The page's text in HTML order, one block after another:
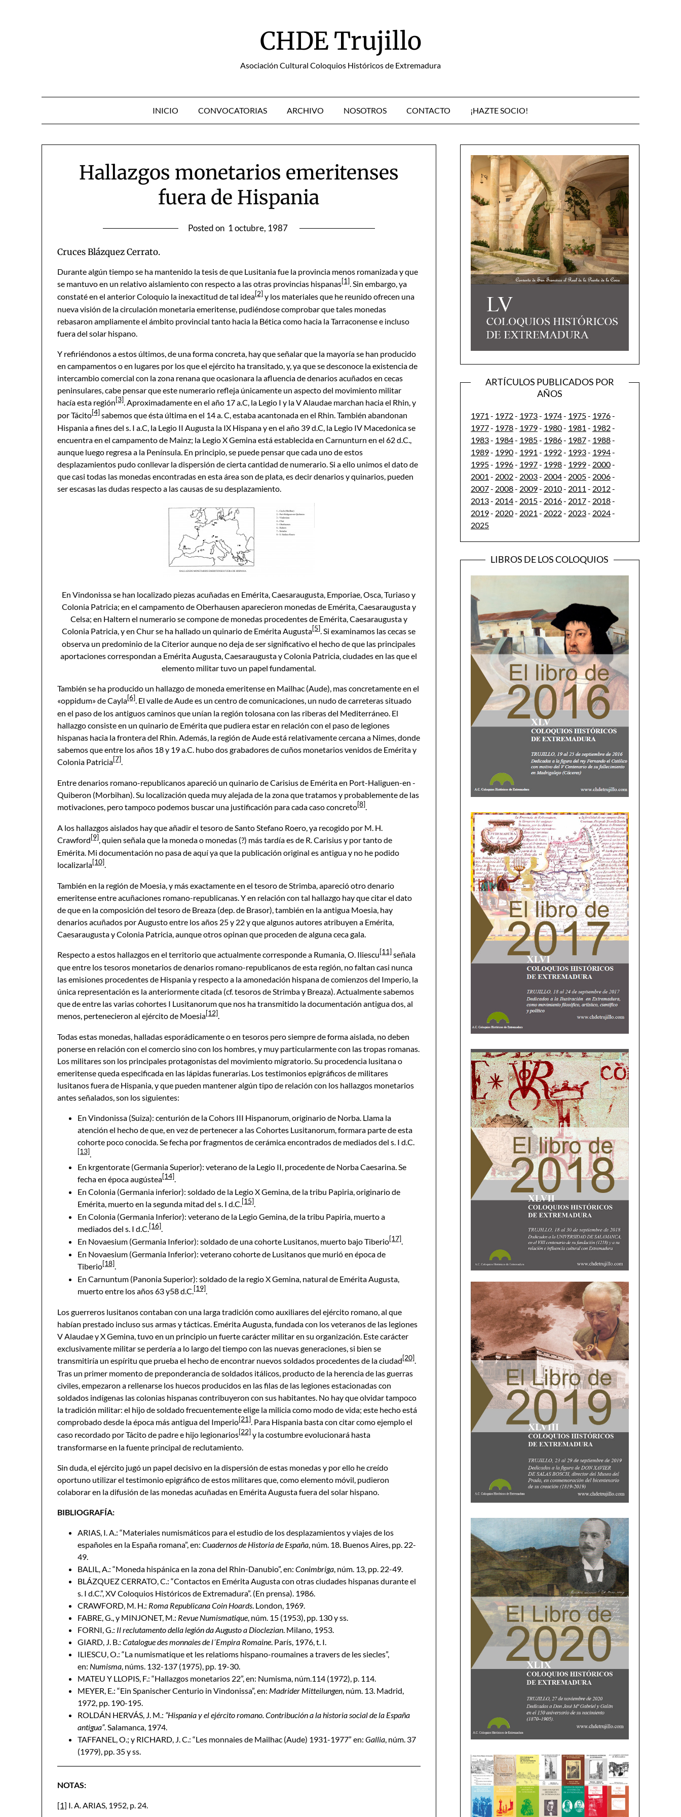
CHDE Trujillo
Asociación Cultural Coloquios Históricos de Extremadura
INICIO CONVOCATORIAS ARCHIVO NOSOTROS CONTACTO ¡HAZTE SOCIO!
Hallazgos monetarios emeritenses
fuera de Hispania
Posted on 1 octubre, 1987
Cruces Blázquez Cerrato.
Durante algún tiempo se ha mantenido la tesis de que Lusitania fue la provincia menos romanizada y que
se mantuvo en un relativo aislamiento con respecto a las otras provincias hispanas[1]. Sin embargo, ya
constaté en el anterior Coloquio la inexactitud de tal idea[2]y los materiales que he reunido ofrecen una
nueva visión de la circulación monetaria emeritense, pudiéndose comprobar que tales monedas
rebasaron ampliamente el ámbito provincial tanto hacia la Bética como hacia la Tarraconense e incluso
fuera del solar hispano.
Y refiriéndonos a estos últimos, de una forma concreta, hay que señalar que la mayoría se han producido
en campamentos o en lugares por los que el ejército ha transitado, y, ya que se desconoce la existencia de
intercambio comercial con la zona renana que ocasionara la afluencia de denarios acuñados en cecas
peninsulares, cabe pensar que este numerario refleja únicamente un aspecto del movimiento militar
hacía esta región[3]. Aproximadamente en el año 17 a.C, la Legio I y la V Alaudae marchan hacia el Rhin, y
por Tácito[4]sabemos que ésta última en el 14 a. C, estaba acantonada en el Rhin. También abandonan
Hispania a fines del s. I a.C, la Legio II Augusta la IX Hispana y en el año 39 d.C, la Legio IV Macedonica se
encuentra en el campamento de Mainz; la Legio X Gemina está establecida en Carnunturn en el 62 d.C.,
aunque luego regresa a la Península. En principio, se puede pensar que cada uno de estos
desplazamientos pudo conllevar la dispersión de cierta cantidad de numerario. Si a ello unimos el dato de
que casi todas las monedas encontradas en esta área son de plata, es decir denarios y quinarios, pueden
ser escasas las dudas respecto a las causas de su desplazamiento.
En Vindonissa se han localizado piezas acuñadas en Emérita, Caesaraugusta, Emporiae, Osca, Turiaso y
Colonia Patricia; en el campamento de Oberhausen aparecieron monedas de Emérita, Caesaraugusta y
Celsa; en Haltern el numerario se compone de monedas procedentes de Emérita, Caesaraugusta y
Colonia Patricia, y en Chur se ha hallado un quinario de Emérita Augusta[5]. Si examinamos las cecas se
observa un predominio de la Citerior aunque no deja de ser significativo el hecho de que las principales
aportaciones correspondan a Emérita Augusta, Caesaraugusta y Colonia Patricia, ciudades en las que el
elemento militar tuvo un papel fundamental.
También se ha producido un hallazgo de moneda emeritense en Mailhac (Aude), mas concretamente en el
«oppidum» de Cayla[6]. El valle de Aude es un centro de comunicaciones, un nudo de carreteras situado
en el paso de los antiguos caminos que unían la región tolosana con las riberas del Mediterráneo. El
hallazgo consiste en un quinario de Emérita que pudiera estar en relación con el paso de legiones
hispanas hacia la frontera del Rhin. Además, la región de Aude está relativamente cercana a Nimes, donde
sabemos que entre los años 18 y 19 a.C. hubo dos grabadores de cuños monetarios venidos de Emérita y
Colonia Patricia[7].
Entre denarios romano-republicanos apareció un quinario de Carisius de Emérita en Port-Haliguen-en -
Quiberon (Morbihan). Su localización queda muy alejada de la zona que tratamos y probablemente de las
motivaciones, pero tampoco podemos buscar una justificación para cada caso concreto[8].
A los hallazgos aislados hay que añadir el tesoro de Santo Stefano Roero, ya recogido por M. H.
Crawford[9], quien señala que la moneda o monedas (?) más tardía es de R. Carisius y por tanto de
Emérita. Mi documentación no pasa de aquí ya que la publicación original es antigua y no he podido
localizarla[10].
También en la región de Moesia, y más exactamente en el tesoro de Strimba, apareció otro denario
emeritense entre acuñaciones romano-republicanas. Y en relación con tal hallazgo hay que citar el dato
de que en la composición del tesoro de Breaza (dep. de Brasor), también en la antigua Moesia, hay
denarios acuñados por Augusto entre los años 25 y 22 y que algunos autores atribuyen a Emérita,
Caesaraugusta y Colonia Patricia, aunque otros opinan que proceden de alguna ceca gala.
Respecto a estos hallazgos en el territorio que actualmente corresponde a Rumania, O. Iliescu[11]señala
que entre los tesoros monetarios de denarios romano-republicanos de esta región, no faltan casi nunca
las emisiones procedentes de Hispania y respecto a la amonedación hispana de comienzos del Imperio, la
única representación es la anteriormente citada (cf. tesoros de Strimba y Breaza). Actualmente sabemos
que de entre las varias cohortes I Lusitanorum que nos ha transmitido la documentación antigua dos, al
menos, pertenecieron al ejército de Moesia[12].
Todas estas monedas, halladas esporádicamente o en tesoros pero siempre de forma aislada, no deben
ponerse en relación con el comercio sino con los hombres, y muy particularmente con las tropas romanas.
Los militares son los principales protagonistas del movimiento migratorio. Su procedencia lusitana o
emeritense queda especificada en las lápidas funerarias. Los testimonios epigráficos de militares
lusitanos fuera de Hispania, y que pueden mantener algún tipo de relación con los hallazgos monetarios
antes señalados, son los siguientes:
En Vindonissa (Suiza): centurión de la Cohors III Hispanorum, originario de Norba. Llama la
atención el hecho de que, en vez de pertenecer a las Cohortes Lusitanorum, formara parte de esta
cohorte poco conocida. Se fecha por fragmentos de cerámica encontrados de mediados del s. I d.C.
[13].
En krgentorate (Germania Superior): veterano de la Legio II, procedente de Norba Caesarina. Se
fecha en época augústea[14].
En Colonia (Germania inferior): soldado de la Legio X Gemina, de la tribu Papiria, originario de
Emérita, muerto en la segunda mitad del s. I d.C.[15].
En Colonia (Germania Inferior): veterano de la Legio Gemina, de la tribu Papiria, muerto a
mediados del s. I d.C.[16].
En Novaesium (Germania Inferior): soldado de una cohorte Lusitanos, muerto bajo Tiberio[17].
En Novaesium (Germania Inferior): veterano cohorte de Lusitanos que murió en época de
Tiberio[18].
En Carnuntum (Panonia Superior): soldado de la regio X Gemina, natural de Emérita Augusta,
muerto entre los años 63 y58 d.C.[19].
Los guerreros lusitanos contaban con una larga tradición como auxiliares del ejército romano, al que
habían prestado incluso sus armas y tácticas. Emérita Augusta, fundada con los veteranos de las legiones
V Alaudae y X Gemina, tuvo en un principio un fuerte carácter militar en su organización. Este carácter
exclusivamente militar se perdería a lo largo del tiempo con las nuevas generaciones, si bien se
transmitiría un espíritu que prueba el hecho de encontrar nuevos soldados procedentes de la ciudad[20].
Tras un primer momento de preponderancia de soldados itálicos, producto de la herencia de las guerras
civiles, empezaron a rellenarse los huecos producidos en las filas de las legiones estacionadas con
soldados indígenas las colonias hispanas contribuyeron con sus habitantes. No hay que olvidar tampoco
la tradición militar: el hijo de soldado frecuentemente elige la milicia como modo de vida; este hecho está
comprobado desde la época más antigua del Imperio[21]. Para Hispania basta con citar como ejemplo el
caso recordado por Tácito de padre e hijo legionarios[22]y la costumbre evolucionará hasta
transformarse en la fuente principal de reclutamiento.
Sin duda, el ejército jugó un papel decisivo en la dispersión de estas monedas y por ello he creído
oportuno utilizar el testimonio epigráfico de estos militares que, como elemento móvil, pudieron
colaborar en la difusión de las monedas acuñadas en Emérita Augusta fuera del solar hispano.
BIBLIOGRAFÍA:
ARIAS, I. A.: “Materiales numismáticos para el estudio de los desplazamientos y viajes de los
españoles en la España romana”, en: Cuadernos de Historia de España, núm. 18. Buenos Aires, pp. 22-
49.
BALIL, A.: “Moneda hispánica en la zona del Rhin-Danubio”, en: Conimbriga, núm. 13, pp. 22-49.
BLÁZQUEZ CERRATO, C.: “Contactos en Emérita Augusta con otras ciudades hispanas durante el
s. I d.C.”, XV Coloquios Históricos de Extremadura”. (En prensa). 1986.
CRAWFORD, M. H.: Roma Republicana Coin Hoards. London, 1969.
FABRE, G., y MINJONET, M.: Revue Numismatique, núm. 15 (1953), pp. 130 y ss.
FORNI, G.: Il reclutamento della legión da Augusto a Dioclezian. Milano, 1953.
GIARD, J. B.: Catalogue des monnaies de l´Empira Romaine. París, 1976, t. I.
ILIESCU, O.: “La numismatique et les relatioms hispano-roumaines a travers de les siecles”,
en: Numisma, núms. 132-137 (1975), pp. 19-30.
MATEU Y LLOPIS, F.: “Hallazgos monetarios 22”, en: Numisma, núm.114 (1972), p. 114.
MEYER, E.: “Ein Spanischer Centurio in Vindonissa”, en: Madrider Mitteilungen, núm. 13. Madrid,
1972, pp. 190-195.
ROLDÁN HERVÁS, J. M.: “Hispania y el ejército romano. Contribución a la historia social de la España
antigua”. Salamanca, 1974.
TAFFANEL, O.; y RICHARD, J. C.: “Les monnaies de Mailhac (Aude) 1931-1977” en: Gallia, núm. 37
(1979), pp. 35 y ss.
NOTAS:
[1] I. A. ARIAS, 1952, p. 24.
ARTÍCULOS PUBLICADOS POR
AÑOS
1971 - 1972- 1973- 1974- 1975- 1976-
1977- 1978- 1979- 1980- 1981 - 1982-
1983- 1984- 1985- 1986- 1987- 1988-
1989- 1990- 1991 - 1992- 1993- 1994-
1995- 1996- 1997- 1998- 1999- 2000-
2001 - 2002- 2003- 2004- 2005- 2006-
2007- 2008- 2009- 2010- 2011 - 2012-
2013- 2014- 2015- 2016- 2017- 2018-
2019- 2020- 2021 - 2022- 2023- 2024-
2025
LIBROS DE LOS COLOQUIOS